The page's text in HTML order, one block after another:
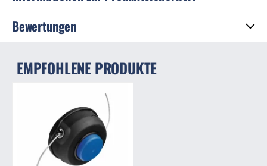
Bewertungen
EMPFOHLENE PRODUKTE